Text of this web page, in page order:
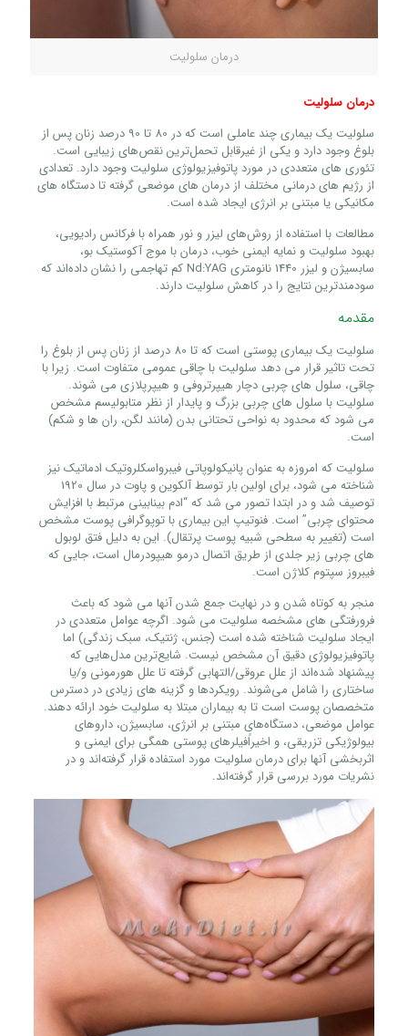
درمان سلولیت
درمان سلولیت
سلولیت یک بیماری چند عاملی است که در 80 تا 90 درصد زنان پس از
بلوغ وجود دارد و یکی از غیرقابل تحمل‌ترین نقص‌های زیبایی است.
تئوری های متعددی در مورد پاتوفیزیولوژی سلولیت وجود دارد. تعدادی
از رژیم های درمانی مختلف از درمان های موضعی گرفته تا دستگاه های
مکانیکی یا مبتنی بر انرژی ایجاد شده است.
مطالعات با استفاده از روش‌های لیزر و نور همراه با فرکانس رادیویی،
بهبود سلولیت و نمایه ایمنی خوب، درمان با موج آکوستیک بو،
سابسیژن و لیزر 1440 نانومتری Nd:YAG کم تهاجمی را نشان داده‌اند که
سودمندترین نتایج را در کاهش سلولیت دارند.
مقدمه
سلولیت یک بیماری پوستی است که تا 80 درصد از زنان پس از بلوغ را
تحت تاثیر قرار می دهد سلولیت با چاقی عمومی متفاوت است. زیرا با
چاقی، سلول های چربی دچار هیپرتروفی و هیپرپلازی می شوند.
سلولیت با سلول های چربی بزرگ و پایدار از نظر متابولیسم مشخص
می شود که محدود به نواحی تحتانی بدن (مانند لگن، ران ها و شکم)
است.
سلولیت که امروزه به عنوان پانیکولوپاتی فیبرواسکلروتیک ادماتیک نیز
شناخته می شود، برای اولین بار توسط آلکوین و پاوت در سال 1920
توصیف شد و در ابتدا تصور می شد که “ادم بینابینی مرتبط با افزایش
محتوای چربی” است. فنوتیپ این بیماری با توپوگرافی پوست مشخص
است (تغییر به سطحی شبیه پوست پرتقال). این به دلیل فتق لوبول
های چربی زیر جلدی از طریق اتصال درمو هیپودرمال است، جایی که
فیبروز سپتوم کلاژن است.
منجر به کوتاه شدن و در نهایت جمع شدن آنها می شود که باعث
فرورفتگی های مشخصه سلولیت می شود. اگرچه عوامل متعددی در
ایجاد سلولیت شناخته شده است (جنس، ژنتیک، سبک زندگی) اما
پاتوفیزیولوژی دقیق آن مشخص نیست. شایع‌ترین مدل‌هایی که
پیشنهاد شده‌اند از علل عروقی/التهابی گرفته تا علل هورمونی و/یا
ساختاری را شامل می‌شوند. رویکردها و گزینه های زیادی در دسترس
متخصصان پوست است تا به بیماران مبتلا به سلولیت خود ارائه دهند.
عوامل موضعی، دستگاه‌های مبتنی بر انرژی، سابسیژن، داروهای
بیولوژیکی تزریقی، و اخیراًفیلرهای پوستی همگی برای ایمنی و
اثربخشی آنها برای درمان سلولیت مورد استفاده قرار گرفته‌اند و در
نشریات مورد بررسی قرار گرفته‌اند.